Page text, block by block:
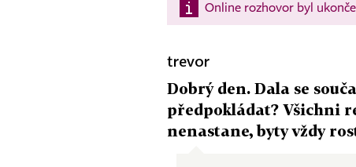
Online rozhovor byl
trevor
Dobrý den. Dala se
předpokládat? Všichni
nenastane, byty vždy